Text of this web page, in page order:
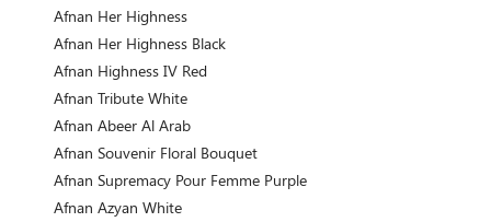
Afnan Her Highness
Afnan Her Highness Black
Afnan Highness IV Red
Afnan Tribute White
Afnan Abeer Al Arab
Afnan Souvenir Floral Bouquet
Afnan Supremacy Pour Femme Purple
Afnan Azyan White